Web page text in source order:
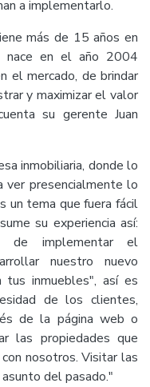
a implementarlo.
más de 15 años en
nace en el año 2004
el mercado, de brindar
y maximizar el valor
su gerente Juan
inmobiliaria, donde lo
ver presencialmente lo
un tema que fuera fácil
su experiencia así:
de implementar el
nuestro nuevo
inmuebles", así es
de los clientes,
de la página web o
las propiedades que
nosotros. Visitar las
del pasado."